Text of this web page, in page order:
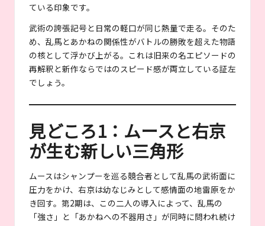
ている印象です。
武術の誇張記号と日常の軽口が同じ熱量で走る。そのた
め、乱馬とあかねの関係性がバトルの勝敗を超えた物語
の核として浮かび上がる。これは旧来の名エピソードの
再解釈と新作ならではのスピード感が両立している証左
でしょう。
見どころ1：ムースと右京
が生む新しい三角形
ムースはシャンプーを巡る競合者として乱馬の武術面に
圧力をかけ、右京は幼なじみとして感情面の地雷原をか
き回す。第2期は、この二人の導入によって、乱馬の
「強さ」と「あかねへの不器用さ」が同時に問われ続け